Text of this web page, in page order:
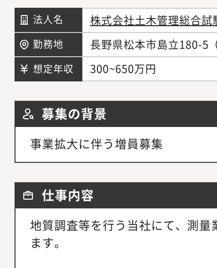
法人名 株式会社土木管理総合試
勤務地 長野県松本市島立180-5
想定年収 300~650万円
募集の背景
事業拡大に伴う増員募集
仕事内容
地質調査等を行う当社にて、測
ます。